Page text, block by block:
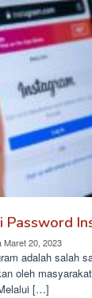
Password
Maret 20, 2023
adalah salah
oleh
[…]